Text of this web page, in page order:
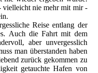
nie mehr mit mir -
Reise entlang der
Auch die Fahrt mit dem
aber unvergesslich
man überstanden haben
zurück gekommen zu
getauchte Hafen von